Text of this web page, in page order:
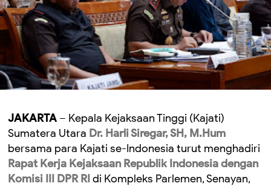
JAKARTA – Kepala Kejaksaan Tinggi (Kajati)
Sumatera Utara Dr. Harli Siregar, SH, M.Hum
bersama para Kajati se-Indonesia turut menghadiri
Rapat Kerja Kejaksaan Republik Indonesia dengan
Komisi III DPR RIdi Kompleks Parlemen, Senayan,